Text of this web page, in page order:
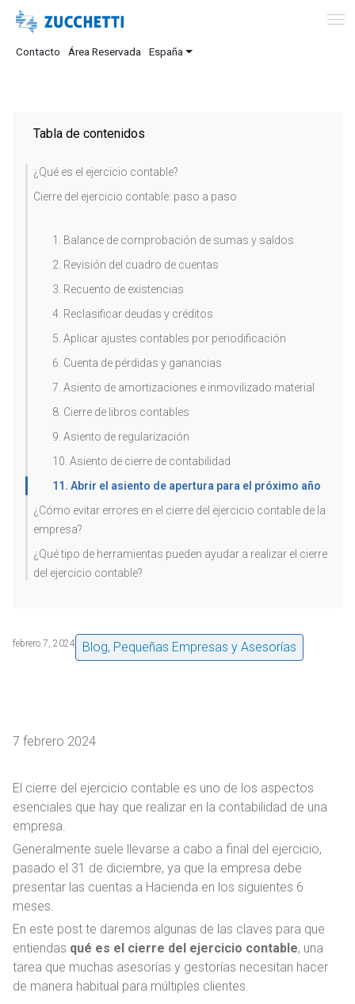
Contacto Área Reservada España
Tabla de contenidos
¿Qué es el ejercicio contable?
Cierre del ejercicio contable: paso a paso
1. Balance de comprobación de sumas y saldos
2. Revisión del cuadro de cuentas
3. Recuento de existencias
4. Reclasificar deudas y créditos
5. Aplicar ajustes contables por periodificación
6. Cuenta de pérdidas y ganancias
7. Asiento de amortizaciones e inmovilizado material
8. Cierre de libros contables
9. Asiento de regularización
10. Asiento de cierre de contabilidad
11. Abrir el asiento de apertura para el próximo año
¿Cómo evitar errores en el cierre del ejercicio contable de la
empresa?
¿Qué tipo de herramientas pueden ayudar a realizar el cierre
del ejercicio contable?
febrero 7, 2024 Blog, Pequeñas Empresas y Asesorías
7 febrero 2024
El cierre del ejercicio contable es uno de los aspectos
esenciales que hay que realizar en la contabilidad de una
empresa.
Generalmente suele llevarse a cabo a final del ejercicio,
pasado el 31 de diciembre, ya que la empresa debe
presentar las cuentas a Hacienda en los siguientes 6
meses.
En este post te daremos algunas de las claves para que
entiendas qué es el cierre del ejercicio contable, una
tarea que muchas asesorías y gestorías necesitan hacer
de manera habitual para múltiples clientes.